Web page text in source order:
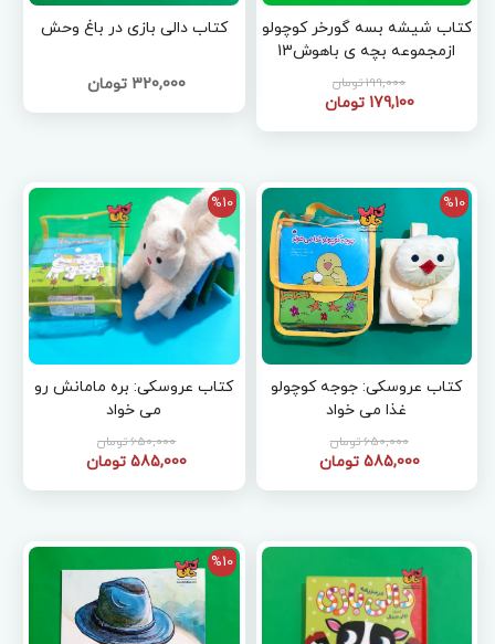
کتاب شیشه بسه گورخر کوچولو
ازمجموعه بچه ی باهوش13
199,000 تومان
179,100 تومان
کتاب دالی بازی در باغ وحش
320,000 تومان
%10
کتاب عروسکی: جوجه کوچولو
غذا می خواد
650,000 تومان
585,000 تومان
%10
کتاب عروسکی: بره مامانش رو
می خواد
650,000 تومان
585,000 تومان
%10